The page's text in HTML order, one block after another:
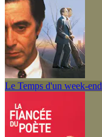
Le Temps d'un week-end